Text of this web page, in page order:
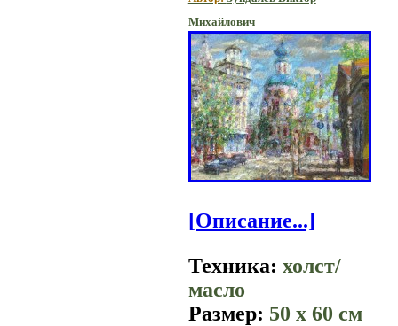
Михайлович
[Описание...]
Техника: холст/
масло
Размер: 50 x 60 см